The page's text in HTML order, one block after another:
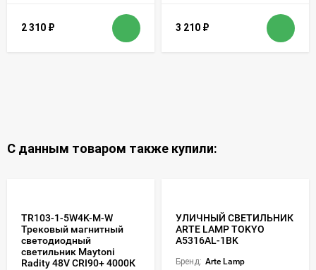
2 310 ₽ 3 210 ₽
С данным товаром также купили:
TR103-1-5W4K-M-W
Трековый магнитный
светодиодный
светильник Maytoni
Radity 48V CRI90+ 4000К
УЛИЧНЫЙ СВЕТИЛЬНИК
ARTE LAMP TOKYO
A5316AL-1BK
Бренд: Arte Lamp